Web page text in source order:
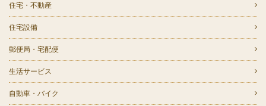
住宅・不動産
住宅設備
郵便局・宅配便
生活サービス
自動車・バイク